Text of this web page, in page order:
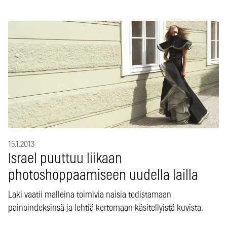
15.1.2013
Israel puuttuu liikaan
photoshoppaamiseen uudella lailla
Laki vaatii malleina toimivia naisia todistamaan
painoindeksinsä ja lehtiä kertomaan käsitellyistä kuvista.